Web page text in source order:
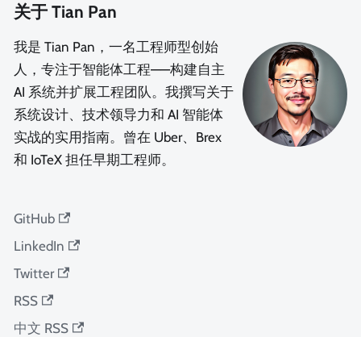
关于 Tian Pan
我是 Tian Pan，一名工程师型创始
人，专注于智能体工程——构建自主
AI 系统并扩展工程团队。我撰写关于
系统设计、技术领导力和 AI 智能体
实战的实用指南。曾在 Uber、Brex
和 IoTeX 担任早期工程师。
GitHub
LinkedIn
Twitter
RSS
中文 RSS